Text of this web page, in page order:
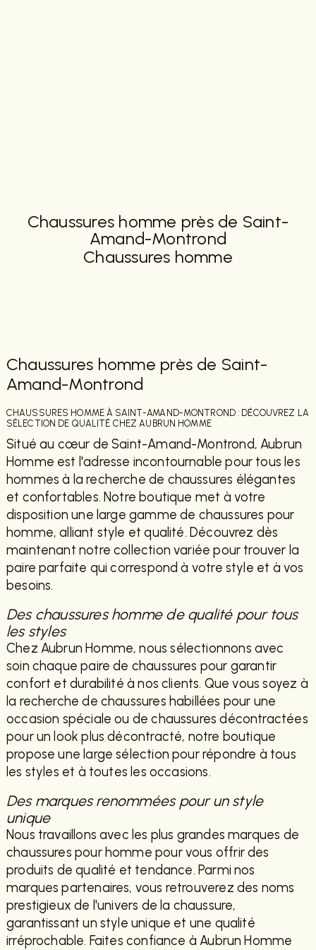
Chaussures homme près de Saint-
Amand-Montrond
Chaussures homme
Chaussures homme près de Saint-
Amand-Montrond
CHAUSSURES HOMME À SAINT-AMAND-MONTROND : DÉCOUVREZ LA
SÉLECTION DE QUALITÉ CHEZ AUBRUN HOMME
Situé au cœur de Saint-Amand-Montrond, Aubrun
Homme est l'adresse incontournable pour tous les
hommes à la recherche de chaussures élégantes
et confortables. Notre boutique met à votre
disposition une large gamme de chaussures pour
homme, alliant style et qualité. Découvrez dès
maintenant notre collection variée pour trouver la
paire parfaite qui correspond à votre style et à vos
besoins.
Des chaussures homme de qualité pour tous
les styles
Chez Aubrun Homme, nous sélectionnons avec
soin chaque paire de chaussures pour garantir
confort et durabilité à nos clients. Que vous soyez à
la recherche de chaussures habillées pour une
occasion spéciale ou de chaussures décontractées
pour un look plus décontracté, notre boutique
propose une large sélection pour répondre à tous
les styles et à toutes les occasions.
Des marques renommées pour un style
unique
Nous travaillons avec les plus grandes marques de
chaussures pour homme pour vous offrir des
produits de qualité et tendance. Parmi nos
marques partenaires, vous retrouverez des noms
prestigieux de l'univers de la chaussure,
garantissant un style unique et une qualité
irréprochable. Faites confiance à Aubrun Homme